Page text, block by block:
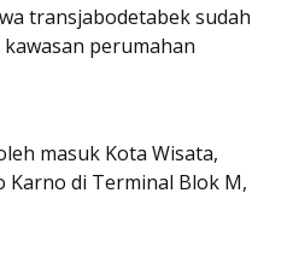
transjabodetabek sudah
perumahan
masuk Kota Wisata,
Karno di Terminal Blok M,